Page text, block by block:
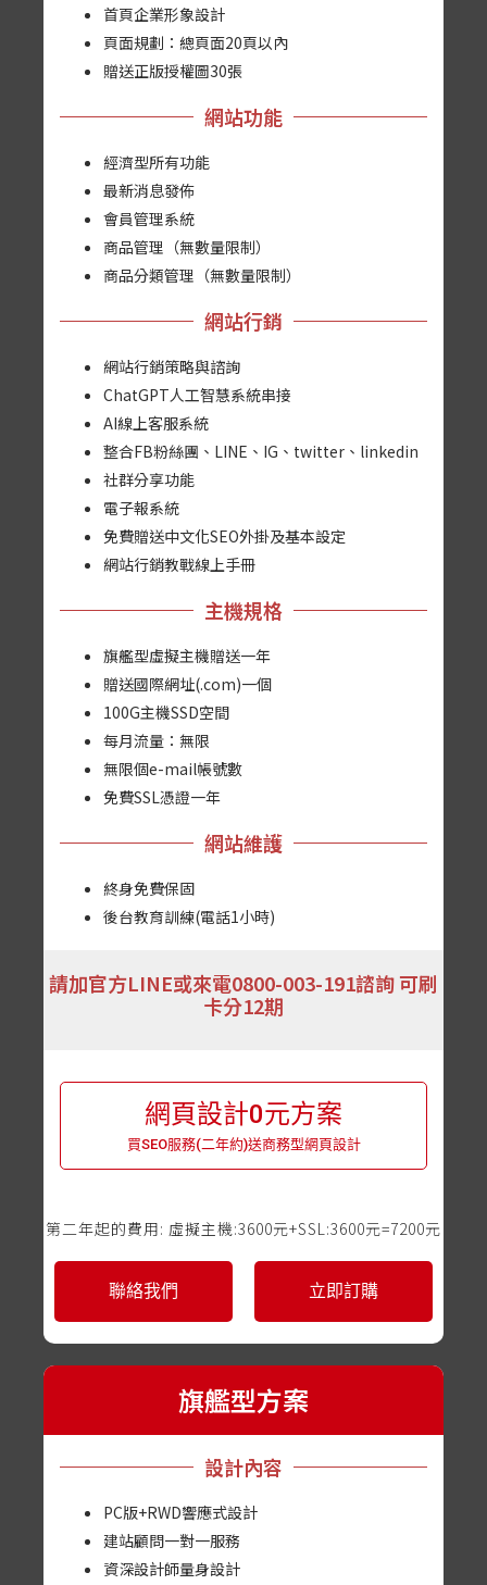
首頁企業形象設計
頁面規劃：總頁面20頁以內
贈送正版授權圖30張
網站功能
經濟型所有功能
最新消息發佈
會員管理系統
商品管理（無數量限制）
商品分類管理（無數量限制）
網站行銷
網站行銷策略與諮詢
ChatGPT人工智慧系統串接
AI線上客服系統
整合FB粉絲團、LINE、IG、twitter、linkedin
社群分享功能
電子報系統
免費贈送中文化SEO外掛及基本設定
網站行銷教戰線上手冊
主機規格
旗艦型虛擬主機贈送一年
贈送國際網址(.com)一個
100G主機SSD空間
每月流量：無限
無限個e-mail帳號數
免費SSL憑證一年
網站維護
終身免費保固
後台教育訓練(電話1小時)
請加官方LINE或來電0800-003-191諮詢 可刷
卡分12期
網頁設計0元方案
買SEO服務(二年約)送商務型網頁設計
第二年起的費用: 虛擬主機:3600元+SSL:3600元=7200元
聯絡我們 立即訂購
旗艦型方案
設計內容
PC版+RWD響應式設計
建站顧問一對一服務
資深設計師量身設計